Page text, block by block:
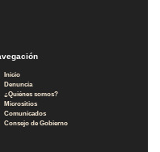
Inicio
Denuncia
¿Quiénes somos?
Micrositios
Comunicados
Consejo de Gobierno